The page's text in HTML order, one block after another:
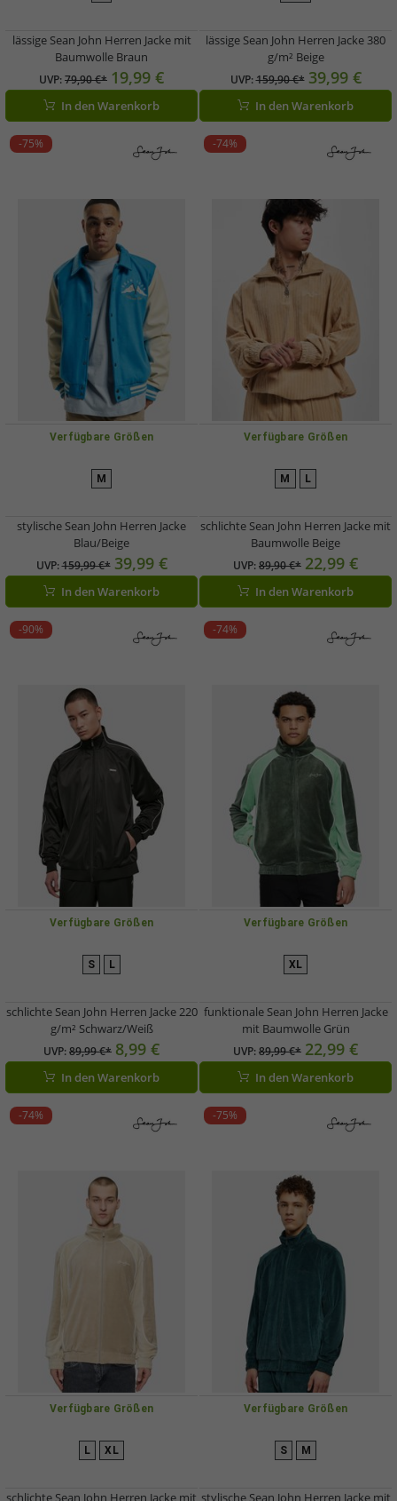
lässige Sean John Herren Jacke mit
Baumwolle Braun
UVP:79,90 €* 19,99 €
In den Warenkorb
lässige Sean John Herren Jacke 380
g/m² Beige
UVP:159,90 €* 39,99 €
In den Warenkorb
-75%
Verfügbare Größen
M
stylische Sean John Herren Jacke
Blau/Beige
UVP:159,99 €* 39,99 €
In den Warenkorb
-74%
Verfügbare Größen
M L
schlichte Sean John Herren Jacke mit
Baumwolle Beige
UVP:89,90 €* 22,99 €
In den Warenkorb
-90%
Verfügbare Größen
S L
schlichte Sean John Herren Jacke 220
g/m² Schwarz/Weiß
UVP:89,99 €* 8,99 €
In den Warenkorb
-74%
Verfügbare Größen
XL
funktionale Sean John Herren Jacke
mit Baumwolle Grün
UVP:89,99 €* 22,99 €
In den Warenkorb
-74%
Verfügbare Größen
L XL
schlichte Sean John Herren Jacke mit
-75%
Verfügbare Größen
S M
stylische Sean John Herren Jacke mit